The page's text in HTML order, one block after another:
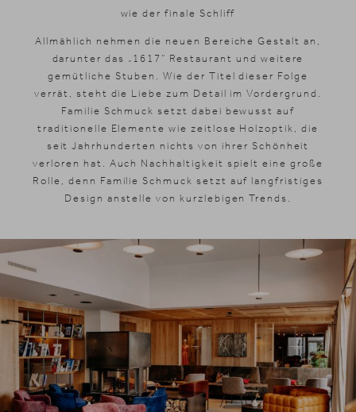
wie der finale Schliff
Allmählich nehmen die neuen Bereiche Gestalt an,
darunter das „1617“ Restaurant und weitere
gemütliche Stuben. Wie der Titel dieser Folge
verrät, steht die Liebe zum Detail im Vordergrund.
Familie Schmuck setzt dabei bewusst auf
traditionelle Elemente wie zeitlose Holzoptik, die
seit Jahrhunderten nichts von ihrer Schönheit
verloren hat. Auch Nachhaltigkeit spielt eine große
Rolle, denn Familie Schmuck setzt auf langfristiges
Design anstelle von kurzlebigen Trends.